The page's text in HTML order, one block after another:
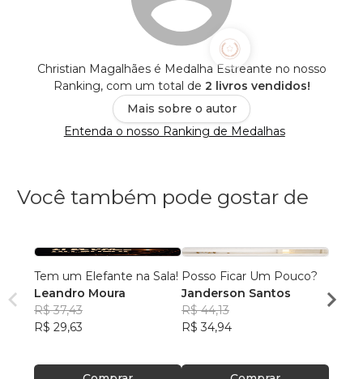
Christian Magalhães é Medalha Estreante no nosso
Ranking, com um total de 2 livros vendidos!
Mais sobre o autor
Entenda o nosso Ranking de Medalhas
Você também pode gostar de
Tem um Elefante na Sala!
Leandro Moura
R$ 37,43
R$ 29,63
Posso Ficar Um Pouco?
Janderson Santos
R$ 44,13
R$ 34,94